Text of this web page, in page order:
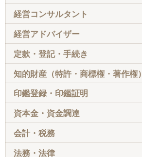
経営コンサルタント
経営アドバイザー
定款・登記・手続き
知的財産（特許・商標権・著作権）
印鑑登録・印鑑証明
資本金・資金調達
会計・税務
法務・法律